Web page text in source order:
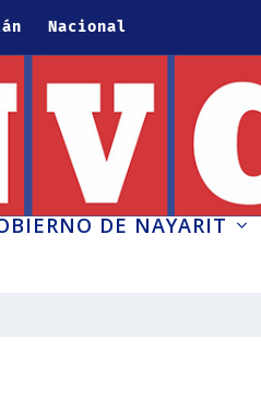
Nacional
DE NAYARIT